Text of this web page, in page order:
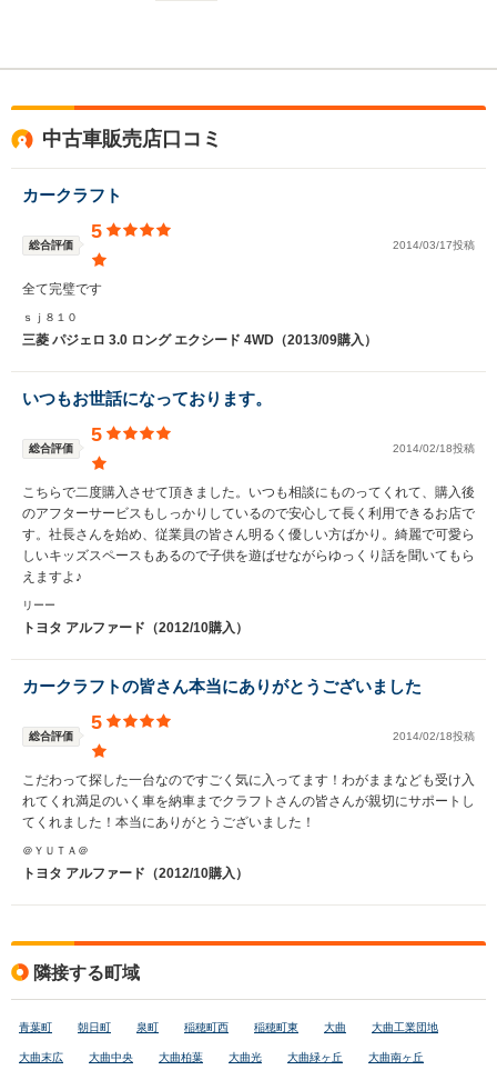
中古車販売店口コミ
カークラフト
総合評価
5
2014/03/17投稿
全て完璧です
ｓｊ８１０
三菱 パジェロ 3.0 ロング エクシード 4WD（2013/09購入）
いつもお世話になっております。
総合評価
5
2014/02/18投稿
こちらで二度購入させて頂きました。いつも相談にものってくれて、購入後
のアフターサービスもしっかりしているので安心して長く利用できるお店で
す。社長さんを始め、従業員の皆さん明るく優しい方ばかり。綺麗で可愛ら
しいキッズスペースもあるので子供を遊ばせながらゆっくり話を聞いてもら
えますよ♪
リーー
トヨタ アルファード（2012/10購入）
カークラフトの皆さん本当にありがとうございました
総合評価
5
2014/02/18投稿
こだわって探した一台なのですごく気に入ってます！わがままなども受け入
れてくれ満足のいく車を納車までクラフトさんの皆さんが親切にサポートし
てくれました！本当にありがとうございました！
＠ＹＵＴＡ＠
トヨタ アルファード（2012/10購入）
隣接する町域
青葉町 朝日町 泉町 稲穂町西 稲穂町東 大曲 大曲工業団地
大曲末広 大曲中央 大曲柏葉 大曲光 大曲緑ヶ丘 大曲南ヶ丘